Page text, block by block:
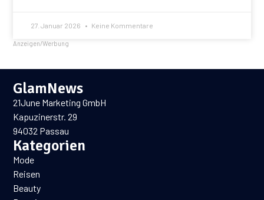
27. Januar 2026 Keine Kommentare
Anzeigen/Werbung
GlamNews
21June Marketing GmbH
Kapuzinerstr. 29
94032 Passau
Kategorien
Mode
Reisen
Beauty